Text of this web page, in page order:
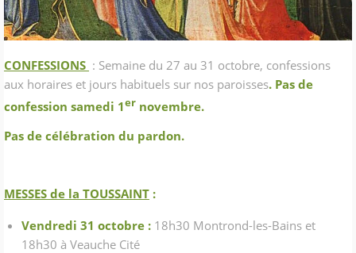
CONFESSIONS : Semaine du 27 au 31 octobre, confessions
aux horaires et jours habituels sur nos paroisses. Pas de
confession samedi 1er novembre.
Pas de célébration du pardon.
MESSES de la TOUSSAINT :
Vendredi 31 octobre : 18h30 Montrond-les-Bains et
18h30 à Veauche Cité